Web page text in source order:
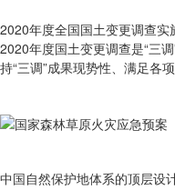
2020年度全国国土变更调查实
2020年度国土变更调查是“三
持“三调”成果现势性、满足各
中国自然保护地体系的顶层设